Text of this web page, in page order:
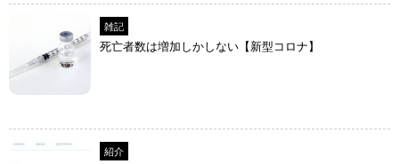
雑記
死亡者数は増加しかしない【新型コロナ】
紹介